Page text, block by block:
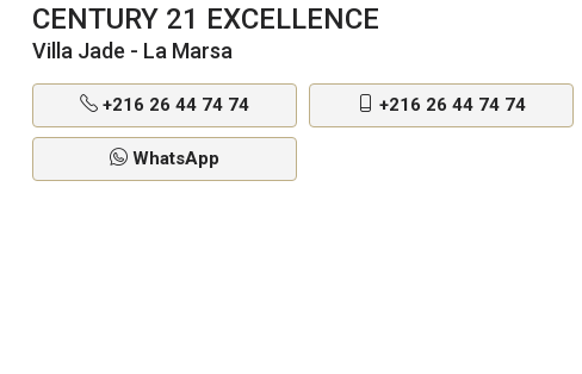
CENTURY 21 EXCELLENCE
Villa Jade - La Marsa
+216 26 44 74 74 +216 26 44 74 74
WhatsApp